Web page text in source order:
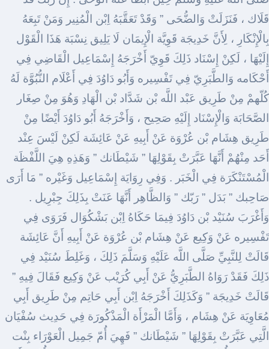
قَلَاك ، فَنَزَلَتْ وَالضُّحَى ” وَقَدْ تَعَقَّبَهُ اِبْن الْمُنِير وَمَنْ تَبِعَهُ
بِالْإِنْكَارِ ، لِأَنَّ خَدِيجَة قَوِيَّة الْإِيمَان لَا يَلِيق نِسْبَة هَذَا الْقَوْل
إِلَيْهَا ، لَكِنْ إِسْنَاد ذَلِكَ قَوِيّ أَخْرَجَهُ إِسْمَاعِيل الْقَاضِي فِي
أَحْكَامه وَالطَّبَرِيّ فِي تَفْسِيره وَأَبُو دَاوُدَ فِي أَعْلَام النُّبُوَّة لَهُ
كُلّهمْ مِنْ طَرِيق عَبْد اللَّه بْن شَدَّاد بْن الْهَادِ وَهُوَ مِنْ صِغَار
الصَّحَابَة وَالْإِسْنَاد إِلَيْهِ صَحِيح ، وَأَخْرَجَهُ أَبُو دَاوُدَ أَيْضًا مِنْ
طَرِيق هِشَام بْن عُرْوَة عَنْ أَبِيهِ عَنْ عَائِشَة لَكِنْ لَيْسَ عِنْد
أَحَد مِنْهُمْ أَنَّهَا عَبَّرَتْ بِقَوْلِهَا ” شَيْطَانك ” وَهَذِهِ هِيَ اللَّفْظَة
الْمُسْتَنْكَرَة فِي الْخَبَر . وَفِي رِوَايَة إِسْمَاعِيل وَغَيْره ” مَا أَرَى
صَاحِبك ” بَدَل ” رَبّك ” وَالظَّاهِر أَنَّهَا عَنَتْ بِذَلِكَ جِبْرِيل .
وَأَغْرَبَ سُنَيْد بْن دَاوُدَ فِيمَا حَكَاهُ اِبْن بَشْكُوَال فَرَوَى فِي
تَفْسِيره عَنْ وَكِيع عَنْ هِشَام بْن عُرْوَة عَنْ أَبِيهِ أَنَّ عَائِشَة
قَالَتْ لِلنَّبِيِّ صَلَّى اللَّه عَلَيْهِ وَسَلَّمَ ذَلِكَ ، وَغَلِطَ سُنَيْد فِي
ذَلِكَ فَقَدْ رَوَاهُ الطَّبَرِيُّ عَنْ أَبِي كُرَيْب عَنْ وَكِيع فَقَالَ فِيهِ ”
قَالَتْ خَدِيجَة ” وَكَذَلِكَ أَخْرَجَهُ اِبْن أَبِي حَاتِم مِنْ طَرِيق أَبِي
مُعَاوِيَة عَنْ هِشَام ، وَأَمَّا الْمَرْأَة الْمَذْكُورَة فِي حَدِيث سُفْيَان
الَّتِي عَبَّرَتْ بِقَوْلِهَا ” شَيْطَانك ” فَهِيَ أُمّ جَمِيل الْعَوْرَاء بِنْت